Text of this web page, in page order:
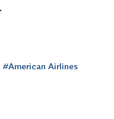
#American Airlines